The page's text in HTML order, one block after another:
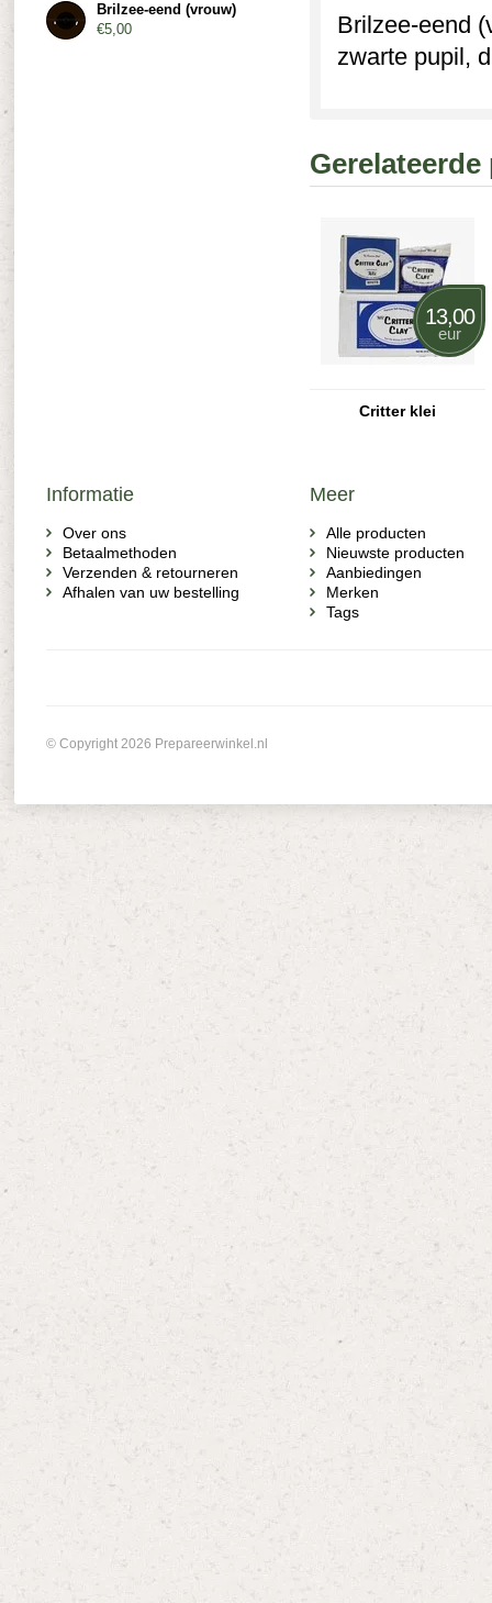
Brilzee-eend
zwarte pupil,
13,00
eur
Critter klei
Brilzee-eend (vrouw)
€5,00
Informatie
Over ons
Betaalmethoden
Verzenden & retourneren
Afhalen van uw bestelling
Meer
Alle producten
Nieuwste producten
Aanbiedingen
Merken
Tags
© Copyright 2026 Prepareerwinkel.nl